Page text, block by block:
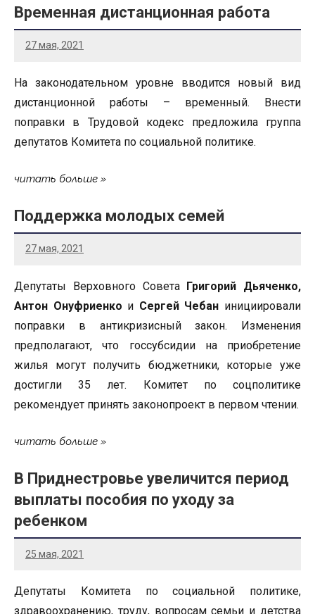
Временная дистанционная работа
27 мая, 2021
На законодательном уровне вводится новый вид
дистанционной работы – временный. Внести
поправки в Трудовой кодекс предложила группа
депутатов Комитета по социальной политике.
читать больше
Поддержка молодых семей
27 мая, 2021
Депутаты Верховного Совета Григорий Дьяченко,
Антон Онуфриенко и Сергей Чебан инициировали
поправки в антикризисный закон. Изменения
предполагают, что госсубсидии на приобретение
жилья могут получить бюджетники, которые уже
достигли 35 лет. Комитет по соцполитике
рекомендует принять законопроект в первом чтении.
читать больше
В Приднестровье увеличится период
выплаты пособия по уходу за
ребенком
25 мая, 2021
Депутаты Комитета по социальной политике,
здравоохранению, труду, вопросам семьи и детства